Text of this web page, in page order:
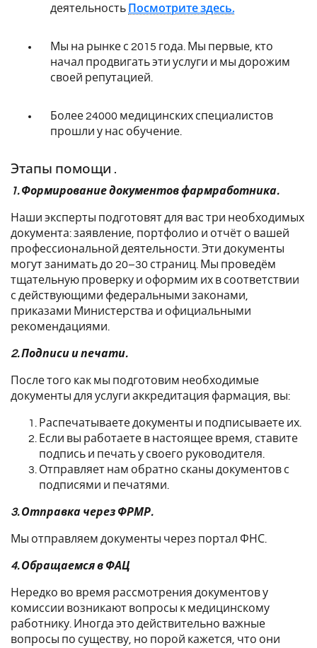
деятельность Посмотрите здесь.
Мы на рынке с 2015 года. Мы первые, кто
начал продвигать эти услуги и мы дорожим
своей репутацией.
Более 24000 медицинских специалистов
прошли у нас обучение.
Этапы помощи .
1. Формирование документов фармработника.
Наши эксперты подготовят для вас три необходимых
документа: заявление, портфолио и отчёт о вашей
профессиональной деятельности. Эти документы
могут занимать до 20–30 страниц. Мы проведём
тщательную проверку и оформим их в соответствии
с действующими федеральными законами,
приказами Министерства и официальными
рекомендациями.
2. Подписи и печати.
После того как мы подготовим необходимые
документы для услуги аккредитация фармация, вы:
Распечатываете документы и подписываете их.
Если вы работаете в настоящее время, ставите
подпись и печать у своего руководителя.
Отправляет нам обратно сканы документов с
подписями и печатями.
3. Отправка через ФРМР.
Мы отправляем документы через портал ФНС.
4. Обращаемся в ФАЦ
Нередко во время рассмотрения документов у
комиссии возникают вопросы к медицинскому
работнику. Иногда это действительно важные
вопросы по существу, но порой кажется, что они